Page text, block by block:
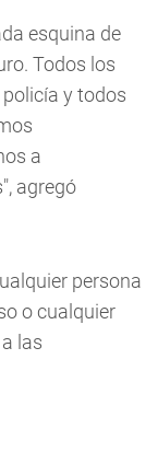
esquina de
Todos los
y todos
a
agregó
persona
o cualquier
las